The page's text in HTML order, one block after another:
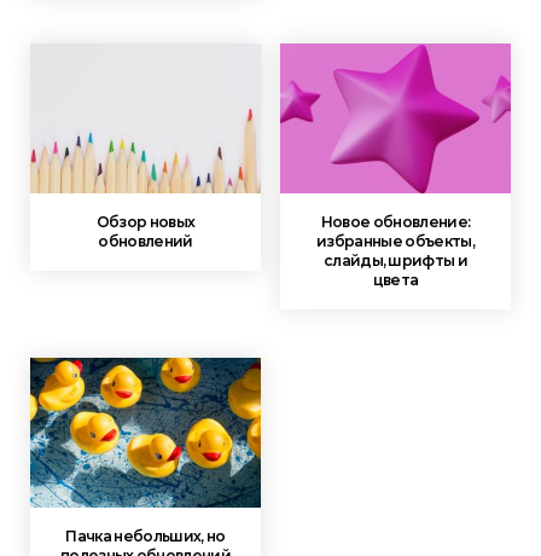
Обзор новых
обновлений
Новое обновление:
избранные объекты,
слайды, шрифты и
цвета
Пачка небольших, но